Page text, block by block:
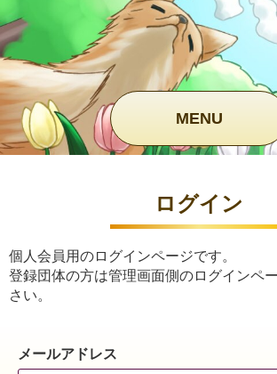
MENU
ログイン
個人会員用のログインページです。
登録団体の方は管理画面側のログインペ
さい。
メールアドレス